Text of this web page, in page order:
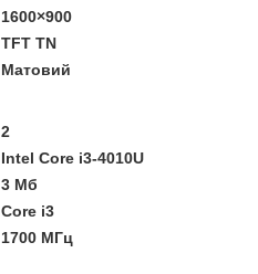
1600×900
TFT TN
Матовий
2
Intel Core i3-4010U
3 Мб
Core i3
1700 МГц